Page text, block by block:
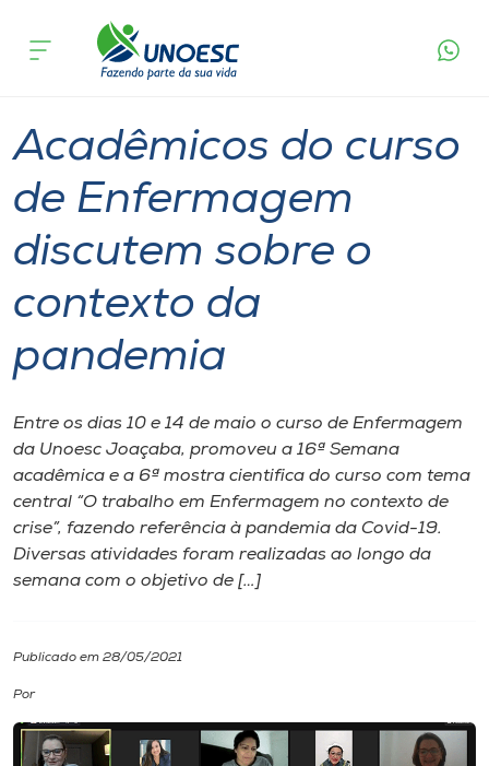
Cursos
Pesquisa
Atendimento ao Estudante
Portal de Ensino
A
Internacionalização
I.nova
Cultura
CPA
acontece
Acadêmicos do curso
de Enfermagem
discutem sobre o
contexto da
pandemia
Entre os dias 10 e 14 de maio o curso de Enfermagem
da Unoesc Joaçaba, promoveu a 16ª Semana
acadêmica e a 6ª mostra cientifica do curso com tema
central “O trabalho em Enfermagem no contexto de
crise”, fazendo referência à pandemia da Covid-19.
Diversas atividades foram realizadas ao longo da
semana com o objetivo de […]
Publicado em 28/05/2021
Por